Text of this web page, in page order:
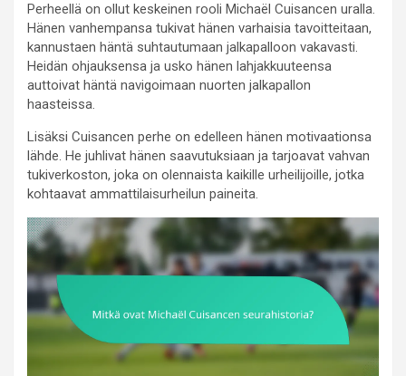
Perheellä on ollut keskeinen rooli Michaël Cuisancen uralla.
Hänen vanhempansa tukivat hänen varhaisia tavoitteitaan,
kannustaen häntä suhtautumaan jalkapalloon vakavasti.
Heidän ohjauksensa ja usko hänen lahjakkuuteensa
auttoivat häntä navigoimaan nuorten jalkapallon
haasteissa.
Lisäksi Cuisancen perhe on edelleen hänen motivaationsa
lähde. He juhlivat hänen saavutuksiaan ja tarjoavat vahvan
tukiverkoston, joka on olennaista kaikille urheilijoille, jotka
kohtaavat ammattilaisurheilun paineita.